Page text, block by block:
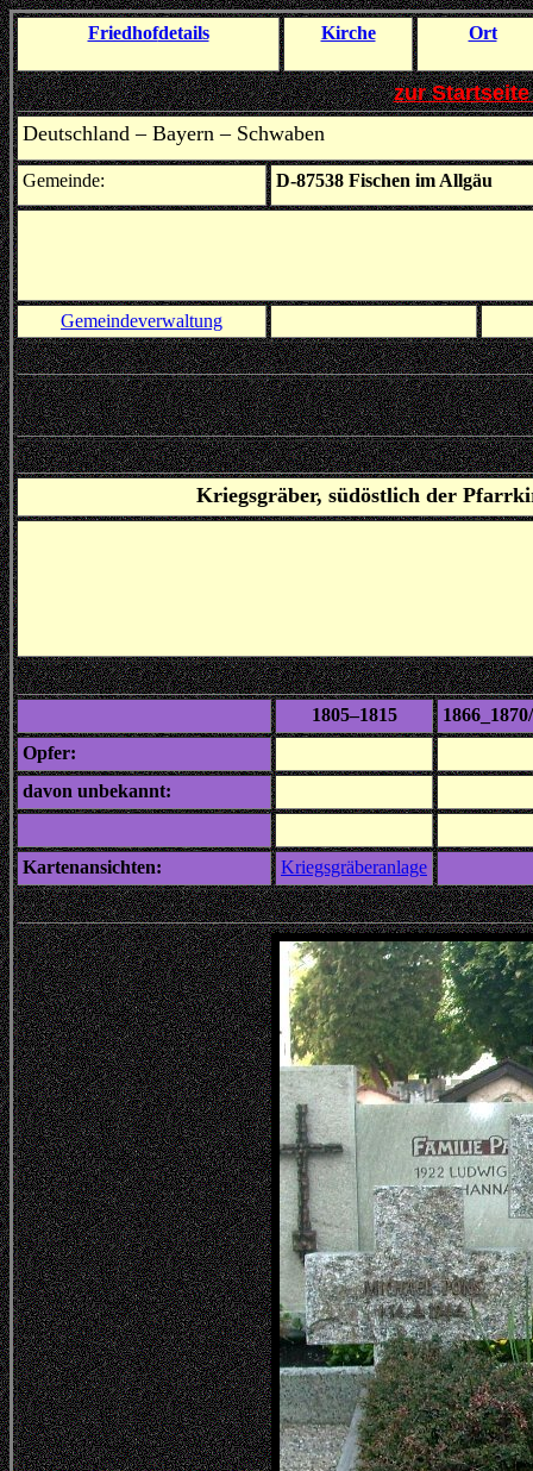
Friedhofdetails Kirche Ort
zur
Deutschland – Bayern – Schwaben
Gemeinde: D-87538 Fischen im Allgäu
Gemeindeverwaltung
Kriegsgräber, südöstlich der
1805–1815
Opfer:
davon unbekannt:
Kartenansichten: Kriegsgräberanlage